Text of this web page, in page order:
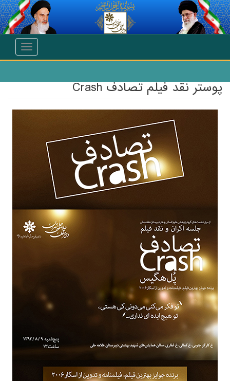
انتقال به محتوای اصلی
Toggle
پوستر نقد فیلم تصادف Crash